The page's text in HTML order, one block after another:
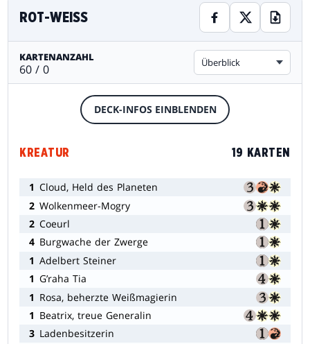
ROT-WEISS
KARTENANZAHL
60 / 0 Überblick
DECK-INFOS EINBLENDEN
KREATUR 19 KARTEN
1 Cloud, Held des Planeten
2 Wolkenmeer-Mogry
2 Coeurl
4 Burgwache der Zwerge
1 Adelbert Steiner
1 G’raha Tia
1 Rosa, beherzte Weißmagierin
1 Beatrix, treue Generalin
3 Ladenbesitzerin